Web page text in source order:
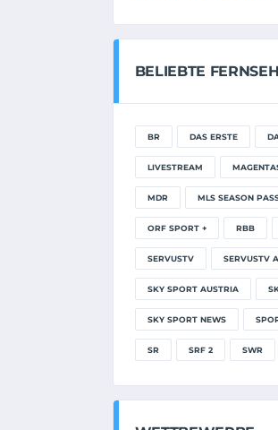
BELIEBTE
BR DAS ERSTE
LIVESTREAM
MDR MLS SEASON
ORF SPORT + RBB
SERVUSTV SERVUSTV
SKY SPORT AUSTRIA
SKY SPORT NEWS
SR SRF 2 SWR